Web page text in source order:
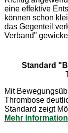
eine effektive
können schon
das Gegenteil
Verband"
Standard
Mit
Thrombose
Standard zeigt
Mehr